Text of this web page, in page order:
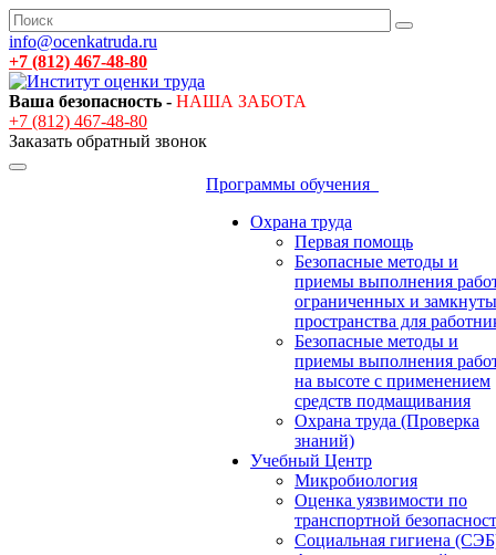
info@ocenkatruda.ru
+7 (812) 467-48-80
Ваша безопасность - НАША ЗАБОТА
+7 (812) 467-48-80
Заказать обратный звонок
Программы обучения
Охрана труда
Первая помощь
Безопасные методы и
приемы выполнения
ограниченных и
пространства для
Безопасные методы и
приемы выполнения
на высоте с применением
средств подмащивания
Охрана труда (Проверка
знаний)
Учебный Центр
Микробиология
Оценка уязвимости по
транспортной
Социальная гигиена